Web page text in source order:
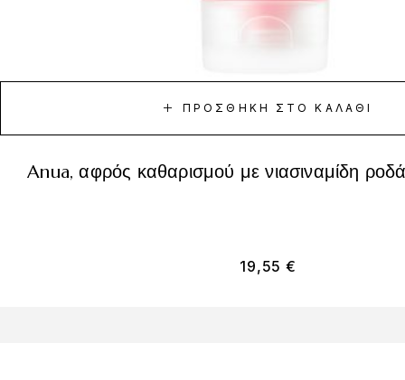
ΠΡΟΣΘΉΚΗ ΣΤΟ ΚΑΛΆΘΙ
anua, αφρός καθαρισμού με νιασιναμίδη
19,55 €